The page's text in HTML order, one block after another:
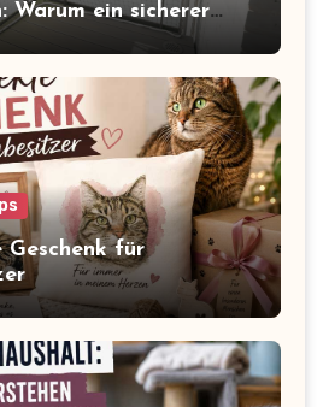
Warum ein sicherer
dazugehört
Geschenk für